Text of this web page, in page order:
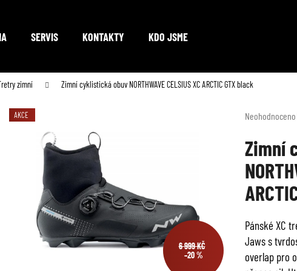
SERVIS KONTAKTY KDO JSME
zimní Zimní cyklistická obuv NORTHWAVE CELSIUS XC ARCTIC GTX black
Průměrné
produktu
je
0,0
z
5
Neohodnoceno
Zimní
Pánské XC
Jaws s
overlap pro
AKCE
6 999 KČ
–20 %
Co potřebujete najít?
Doporučujeme